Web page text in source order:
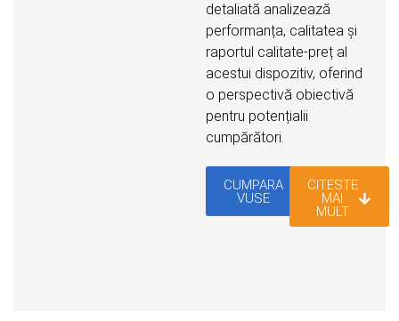
detaliată analizează
performanța, calitatea și
raportul calitate-preț al
acestui dispozitiv, oferind
o perspectivă obiectivă
pentru potențialii
cumpărători.
CUMPARA
VUSE
CITESTE
MAI
MULT